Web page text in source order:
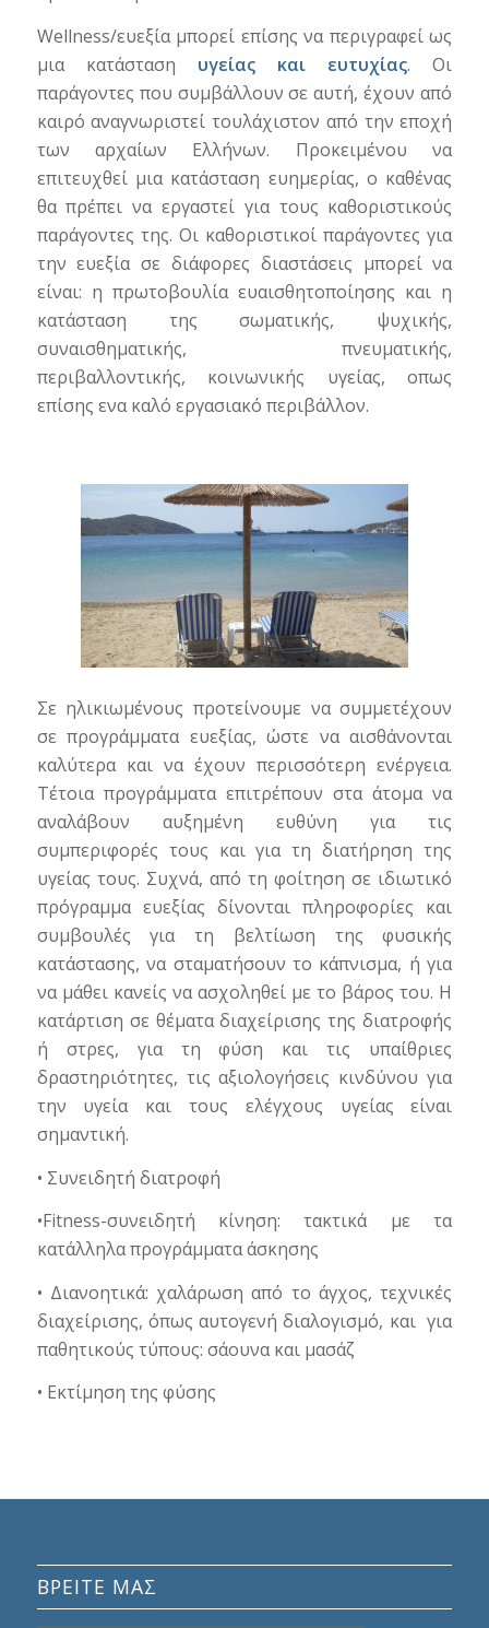
Wellness/ευεξία μπορεί επίσης να περιγραφεί ως
μια κατάσταση υγείας και ευτυχίας. Οι
παράγοντες που συμβάλλουν σε αυτή, έχουν από
καιρό αναγνωριστεί τουλάχιστον από την εποχή
των αρχαίων Ελλήνων. Προκειμένου να
επιτευχθεί μια κατάσταση ευημερίας, ο καθένας
θα πρέπει να εργαστεί για τους καθοριστικούς
παράγοντες της. Οι καθοριστικοί παράγοντες για
την ευεξία σε διάφορες διαστάσεις μπορεί να
είναι: η πρωτοβουλία ευαισθητοποίησης και η
κατάσταση της σωματικής, ψυχικής,
συναισθηματικής, πνευματικής,
περιβαλλοντικής, κοινωνικής υγείας, οπως
επίσης ενα καλό εργασιακό περιβάλλον.
Σε ηλικιωμένους προτείνουμε να συμμετέχουν
σε προγράμματα ευεξίας, ώστε να αισθάνονται
καλύτερα και να έχουν περισσότερη ενέργεια.
Τέτοια προγράμματα επιτρέπουν στα άτομα να
αναλάβουν αυξημένη ευθύνη για τις
συμπεριφορές τους και για τη διατήρηση της
υγείας τους. Συχνά, από τη φοίτηση σε ιδιωτικό
πρόγραμμα ευεξίας δίνονται πληροφορίες και
συμβουλές για τη βελτίωση της φυσικής
κατάστασης, να σταματήσουν το κάπνισμα, ή για
να μάθει κανείς να ασχοληθεί με το βάρος του. Η
κατάρτιση σε θέματα διαχείρισης της διατροφής
ή στρες, για τη φύση και τις υπαίθριες
δραστηριότητες, τις αξιολογήσεις κινδύνου για
την υγεία και τους ελέγχους υγείας είναι
σημαντική.
• Συνειδητή διατροφή
•Fitness-συνειδητή κίνηση: τακτικά με τα
κατάλληλα προγράμματα άσκησης
• Διανοητικά: χαλάρωση από το άγχος, τεχνικές
διαχείρισης, όπως αυτογενή διαλογισμό, και για
παθητικούς τύπους: σάουνα και μασάζ
• Εκτίμηση της φύσης
ΒΡΕΊΤΕ ΜΑΣ